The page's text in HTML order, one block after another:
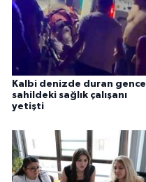
Kalbi denizde duran gence
sahildeki sağlık çalışanı
yetişti